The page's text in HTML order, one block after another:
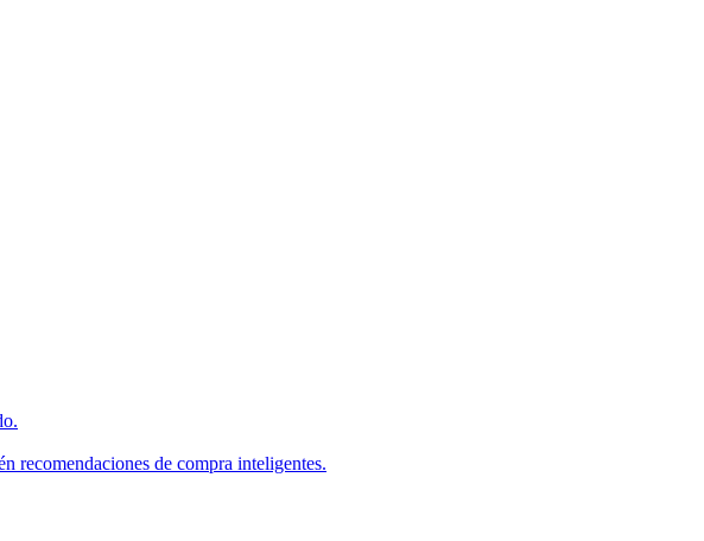
recomendaciones de compra inteligentes.